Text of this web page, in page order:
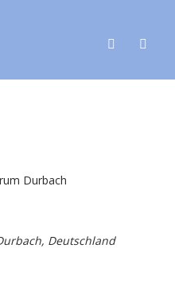
Durbach
Deutschland